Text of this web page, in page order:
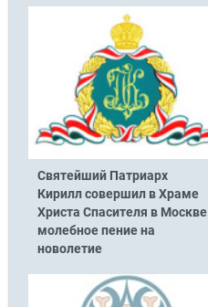
Святейший Патриарх
Кирилл совершил в Храме
Христа Спасителя в Москве
молебное пение на
новолетие